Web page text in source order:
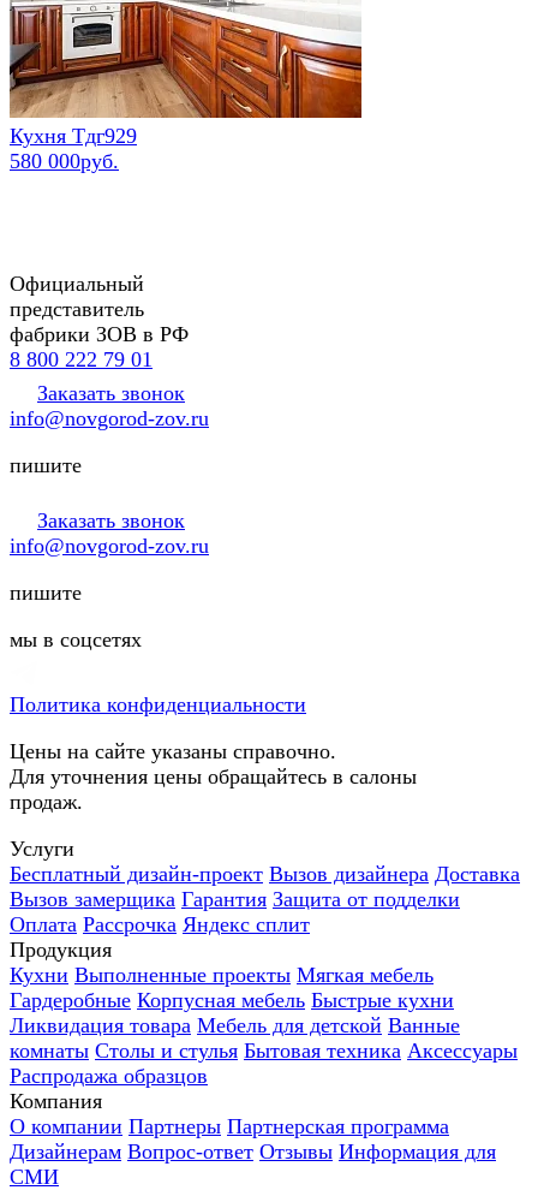
Кухня Тдг929
580 000руб.
Официальный
представитель
фабрики ЗОВ в РФ
8 800 222 79 01
Заказать звонок
info@novgorod-zov.ru
пишите
Заказать звонок
info@novgorod-zov.ru
пишите
мы в соцсетях
Политика конфиденциальности
Цены на сайте указаны справочно.
Для уточнения цены обращайтесь в салоны
продаж.
Услуги
Бесплатный дизайн-проект Вызов дизайнера Доставка
Вызов замерщика Гарантия Защита от подделки
Оплата Рассрочка Яндекс сплит
Продукция
Кухни Выполненные проекты Мягкая мебель
Гардеробные Корпусная мебель Быстрые кухни
Ликвидация товара Мебель для детской Ванные
комнаты Столы и стулья Бытовая техника Аксессуары
Распродажа образцов
Компания
О компании Партнеры Партнерская программа
Дизайнерам Вопрос-ответ Отзывы Информация для
СМИ